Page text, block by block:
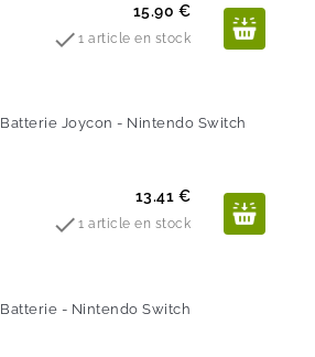
Prix
15.90 €
1 article en stock
Batterie Joycon - Nintendo Switch
Prix
13.41 €
1 article en stock
Batterie - Nintendo Switch